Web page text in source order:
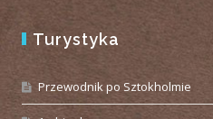
Turystyka
Przewodnik po Sztokholmie